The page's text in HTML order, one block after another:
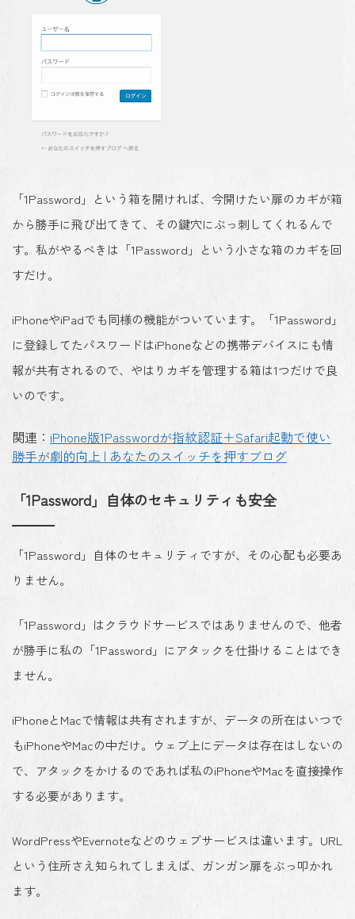
「1Password」という箱を開ければ、今開けたい扉のカギが箱
から勝手に飛び出てきて、その鍵穴にぶっ刺してくれるんで
す。私がやるべきは「1Password」という小さな箱のカギを回
すだけ。
iPhoneやiPadでも同様の機能がついています。「1Password」
に登録してたパスワードはiPhoneなどの携帯デバイスにも情
報が共有されるので、やはりカギを管理する箱は1つだけで良
いのです。
関連： iPhone版1Passwordが指紋認証＋Safari起動で使い
勝手が劇的向上 | あなたのスイッチを押すブログ
「1Password」自体のセキュリティも安全
「1Password」自体のセキュリティですが、その心配も必要あ
りません。
「1Password」はクラウドサービスではありませんので、他者
が勝手に私の「1Password」にアタックを仕掛けることはでき
ません。
iPhoneとMacで情報は共有されますが、データの所在はいつで
もiPhoneやMacの中だけ。ウェブ上にデータは存在はしないの
で、アタックをかけるのであれば私のiPhoneやMacを直接操作
する必要があります。
WordPressやEvernoteなどのウェブサービスは違います。URL
という住所さえ知られてしまえば、ガンガン扉をぶっ叩かれ
ます。